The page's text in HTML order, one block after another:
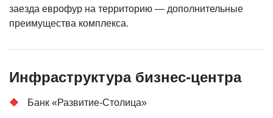
заезда еврофур на территорию — дополнительные
преимущества комплекса.
Инфраструктура бизнес-центра
Банк «Развитие-Столица»